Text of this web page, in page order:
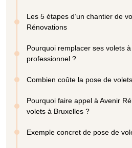
Les 5 étapes d’un chantier de
Rénovations
Pourquoi remplacer ses volets
professionnel ?
Combien coûte la pose de
Pourquoi faire appel à Avenir
volets à Bruxelles ?
Exemple concret de pose de